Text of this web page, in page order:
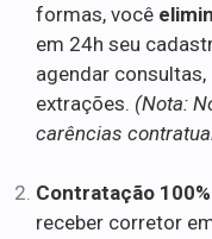
formas, você
em 24h seu
agendar
extrações. (Nota:
carências
Contratação
receber corretor